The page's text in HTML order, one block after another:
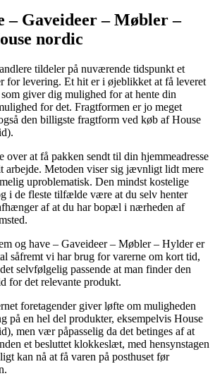
– Gaveideer – Møbler –
nordic
tildeler på nuværende tidspunkt et
for levering. Et hit er i øjeblikket at få leveret
giver dig mulighed for at hente din
for det. Fragtformen er jo meget
den billigste fragtform ved køb af House
at få pakken sendt til din hjemmeadresse
arbejde. Metoden viser sig jævnligt lidt mere
uproblematisk. Den mindst kostelige
i de fleste tilfælde være at du selv henter
af at du har bopæl i nærheden af
og have – Gaveideer – Møbler – Hylder er
såfremt vi har brug for varerne om kort tid,
selvfølgelig passende at man finder den
for det relevante produkt.
foretagender giver løfte om muligheden
på en hel del produkter, eksempelvis House
men vær påpasselig da det betinges af at
et besluttet klokkeslæt, med hensynstagen
kan nå at få varen på posthuset før